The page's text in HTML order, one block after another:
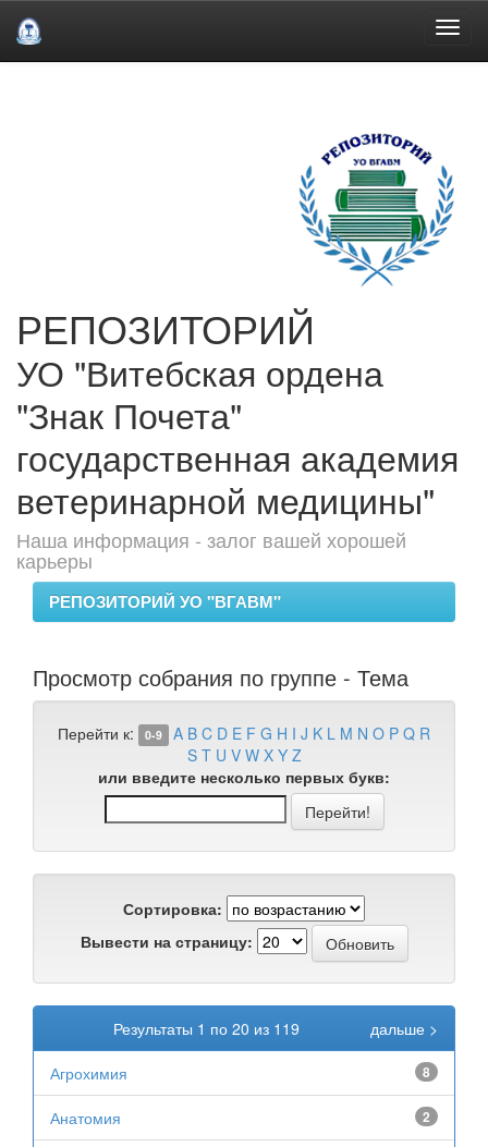
РЕПОЗИТОРИЙ
УО "Витебская ордена
"Знак Почета"
государственная академия
ветеринарной медицины"
Наша информация - залог вашей хорошей
карьеры
РЕПОЗИТОРИЙ УО "ВГАВМ"
Просмотр собрания по группе - Тема
Перейти к: 0-9 A B C D E F G H I J K L M N O P Q R
S T U V W X Y Z
или введите несколько первых букв:
Сортировка:
Вывести на страницу:
Результаты 1 по 20 из 119 дальше >
Агрохимия 8
Анатомия 2